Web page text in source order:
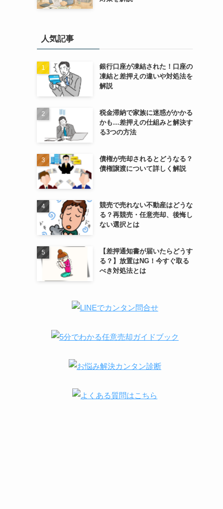
人気記事
銀行口座が凍結された！口座の
凍結と差押えの違いや対処法を
解説
税金滞納で家族に迷惑がかかる
かも…差押えの仕組みと解決す
る3つの方法
債権が売却されるとどうなる？
債権譲渡について詳しく解説
競売で売れない不動産はどうな
る？再競売・任意売却、後悔し
ない選択とは
【差押通知書が届いたらどうす
る？】放置はNG！今すぐ取る
べき対処法とは